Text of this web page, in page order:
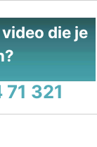
die je
321